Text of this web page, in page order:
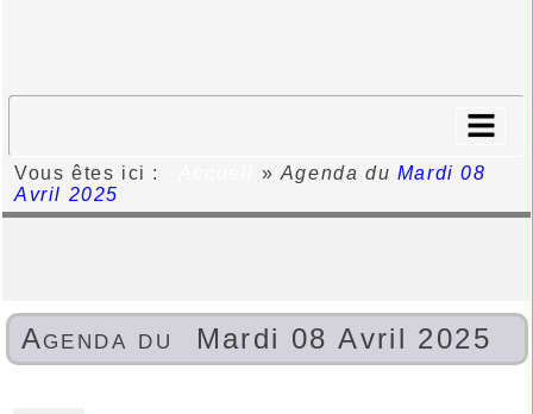
Vous êtes ici : » Agenda du Mardi 08
Avril 2025
Agenda du Mardi 08 Avril 2025